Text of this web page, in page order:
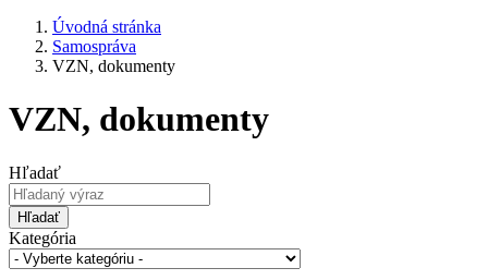
Úvodná stránka
Samospráva
VZN, dokumenty
VZN, dokumenty
Hľadať
Hľadať
Kategória